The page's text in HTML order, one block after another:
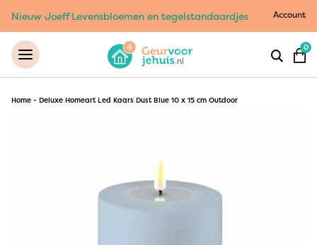
Nieuw Joeff Levensbloemen en tegelstandaardjes Account
0
Home - Deluxe Homeart Led Kaars Dust Blue 10 x 15 cm Outdoor